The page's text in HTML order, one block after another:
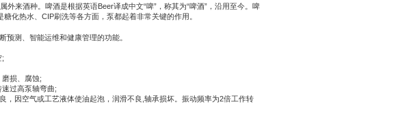
酒种。啤酒是根据英语Beer译成中文“啤”，称其为“啤酒”，沿用至今。啤
化热水、CIP刷洗等各方面，泵都起着非常关键的作用。
预测、智能运维和健康管理的功能。
;
损、腐蚀;
过高泵轴弯曲;
因空气或工艺液体使油起泡，润滑不良,轴承损坏。振动频率为2倍工作转